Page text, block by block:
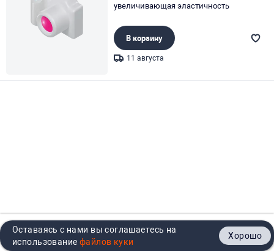
Главная Каталог Кабинет Контакты
увеличивающая эластичность
В корзину
11 августа
Оставаясь с нами вы соглашаетесь на
использование
Хорошо